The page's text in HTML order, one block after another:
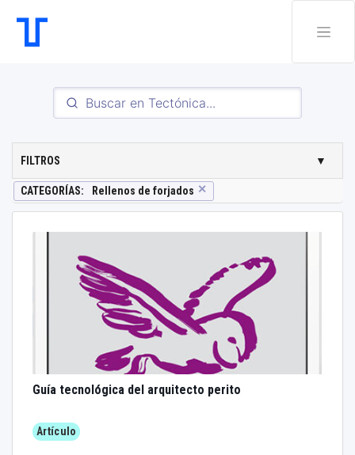
FILTROS ▼
CATEGORÍAS: Rellenos de forjados ✕
Guía tecnológica del arquitecto perito
Artículo